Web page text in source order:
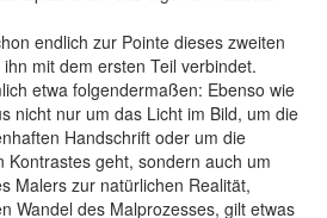
endlich zur Pointe dieses zweiten
mit dem ersten Teil verbindet.
etwa folgendermaßen: Ebenso wie
nicht nur um das Licht im Bild, um die
Handschrift oder um die
Kontrastes geht, sondern auch um
Malers zur natürlichen Realität,
Wandel des Malprozesses, gilt etwas